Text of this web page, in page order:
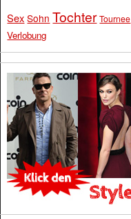
Sex Sohn Tochter Tournee
Verlobung